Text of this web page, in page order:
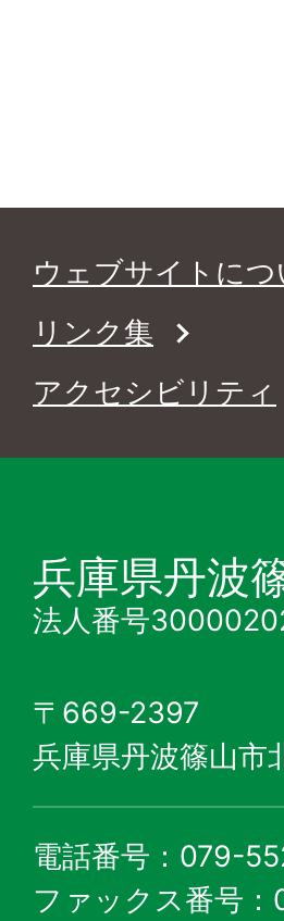
ウェブサイトにつ
リンク集
アクセシビリティ
兵庫県丹波
法人番号
〒669-2397
兵庫県丹波篠山市
電話番号：079-
ファックス番号